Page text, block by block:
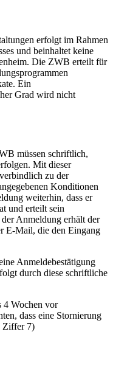
erfolgt im Rahmen
und beinhaltet keine
Die ZWB erteilt für
Ein
Grad wird nicht
müssen schriftlich,
Mit dieser
zu der
Konditionen
weiterhin, dass er
und erteilt sein
Anmeldung erhält der
E-Mail, die den Eingang
Anmeldebestätigung
durch diese schriftliche
4 Wochen vor
dass eine Stornierung
Ziffer 7)